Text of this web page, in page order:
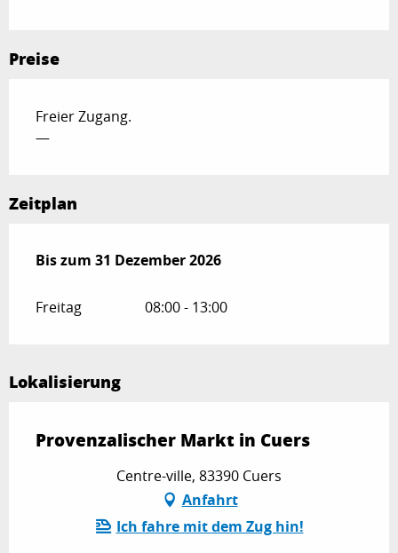
Preise
Freier Zugang.
—
Zeitplan
vom5 Januar 2026bis zum
Bis zum 31 Dezember 2026
Freitag 08:00 - 13:00
Lokalisierung
Provenzalischer Markt in Cuers
Centre-ville, 83390 Cuers
Anfahrt
Ich fahre mit dem Zug hin!